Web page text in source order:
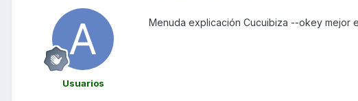
Usuarios
Menuda explicación Cucuibiza --okey mejor